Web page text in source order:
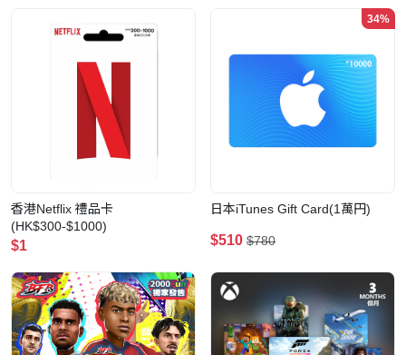
香港Netflix 禮品卡
(HK$300-$1000)
$1
34%
日本iTunes Gift Card(1萬円)
$510 $780